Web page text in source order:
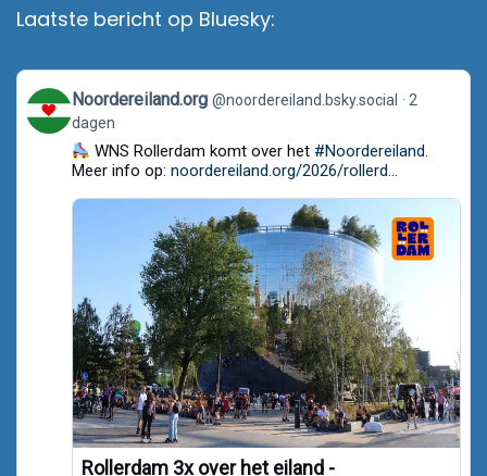
Laatste bericht op Bluesky:
View
post
by
Noordereiland.org
Bluesky
Noordereiland.org @noordereiland.bsky.social
2
dagen
WNS Rollerdam komt over het #Noordereiland.
Meer info op: noordereiland.org/2026/rollerd...
Rollerdam 3x over het eiland -